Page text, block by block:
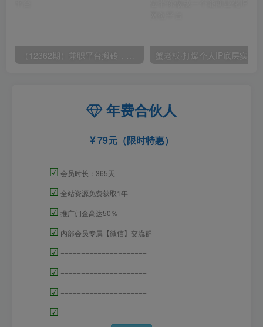
（12362期）兼职平台搬砖，日入500+无脑操作可矩阵
年费合伙人
79元（限时特惠）
☑ 会员时长：365天
☑ 全站资源免费获取1年
☑ 推广佣金高达50％
☑ 内部会员专属【微信】交流群
☑ =====================
☑ =====================
☑ =====================
☑ =====================